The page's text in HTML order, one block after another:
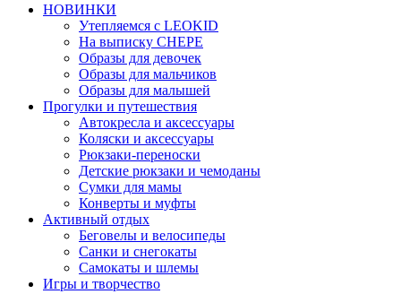
НОВИНКИ
Утепляемся с LEOKID
На выписку CHEPE
Образы для девочек
Образы для мальчиков
Образы для малышей
Прогулки и путешествия
Автокресла и аксессуары
Коляски и аксессуары
Рюкзаки-переноски
Детские рюкзаки и чемоданы
Сумки для мамы
Конверты и муфты
Активный отдых
Беговелы и велосипеды
Санки и снегокаты
Самокаты и шлемы
Игры и творчество